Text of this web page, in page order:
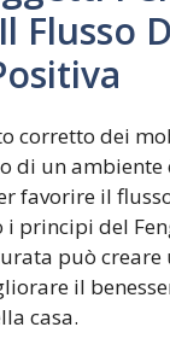
Flusso
corretto dei
di un ambiente
favorire il
i principi del
può creare
il
casa.